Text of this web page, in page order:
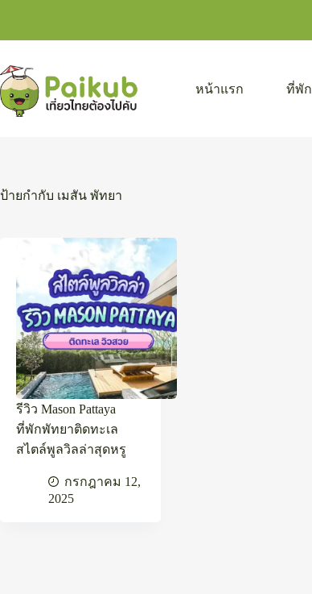
หน้าแรก ที่พัก
ป้ายกำกับ เมสัน พัทยา
รีวิว Mason Pattaya
ที่พักพัทยาติดทะเล
สไตล์พูลวิลล่าสุดหรู
กรกฎาคม 12,
2025